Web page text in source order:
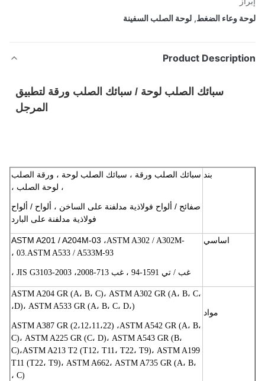
وعاء الضغط,لوحة الصلب السفينة
Product
سبائك الصلب لوحة / سبائك الصلب ورقة لتطبيق
المرجل
سبائك الصلب ورقة ، سبائك الصلب لوحة ، ورقة الصلب
، لوحة الصلب ،
صفائح / ألواح فولاذية مدلفنة على الساخن ، ألواح / ألواح
فولاذية مدلفنة على البارد
اساسي ASTM A201 / A204M-03 ،ASTM A302 / A302M-
03.ASTM A533 / A533M-93 ،
غب / تي 1591-94 ، غب 713-2008 ،JIS G3103-2003 ،
ASTM A204 GR (A، B، C)، ASTM A302 GR (A، B، C،
D)، ASTM A533 GR (A، B، C، D،)،
ASTM A387 GR (2،12،11،22) ،ASTM A542 GR (A، B،
C)، ASTM A225 GR (C، D)، ASTM A543 GR (B،
C)،ASTM A213 T2 (T12، T11، T22، T9)، ASTM A199
T11 (T22، T9)، ASTM A662، ASTM A735 GR (A، B،